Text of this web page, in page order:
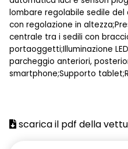
lombare regolabile sedile
con regolazione in
centrale tra i sedili con
portaoggetti;Illuminazione
parcheggio anteriori,
smartphone;Supporto
scarica il pdf della